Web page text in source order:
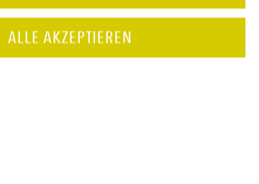
ALLE AKZEPTIEREN
JETZT BESTELLEN